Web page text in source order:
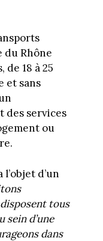
du Rhône
18 à 25
et sans
des services
ou
d’un
tous
sein d’une
dans